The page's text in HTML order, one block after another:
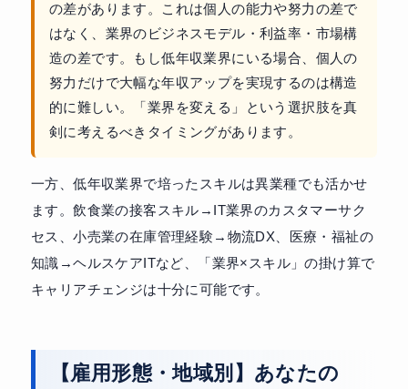
の差があります。これは個人の能力や努力の差で
はなく、業界のビジネスモデル・利益率・市場構
造の差です。もし低年収業界にいる場合、個人の
努力だけで大幅な年収アップを実現するのは構造
的に難しい。「業界を変える」という選択肢を真
剣に考えるべきタイミングがあります。
一方、低年収業界で培ったスキルは異業種でも活かせ
ます。飲食業の接客スキル→IT業界のカスタマーサク
セス、小売業の在庫管理経験→物流DX、医療・福祉の
知識→ヘルスケアITなど、「業界×スキル」の掛け算で
キャリアチェンジは十分に可能です。
【雇用形態・地域別】あなたの